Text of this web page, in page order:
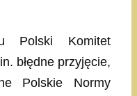
Polski Komitet
błędne przyjęcie,
Polskie Normy